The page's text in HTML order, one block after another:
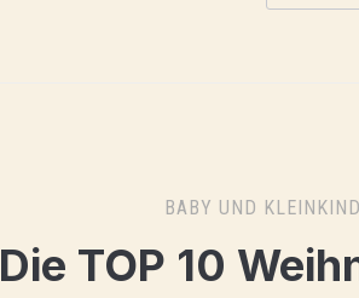
BABY UND KLEINKIND
Die TOP 10